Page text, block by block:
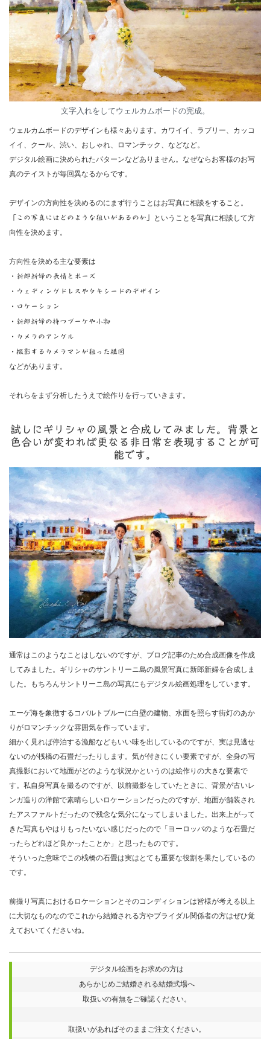
文字入れをしてウェルカムボードの完成。
ウェルカムボードのデザインも様々あります。カワイイ、ラブリー、カッコ
イイ、クール、渋い、おしゃれ、ロマンチック、などなど。
デジタル絵画に決められたパターンなどありません。なぜならお客様のお写
真のテイストが毎回異なるからです。
デザインの方向性を決めるのにまず行うことはお写真に相談をすること。
「この写真にはどのような狙いがあるのか」
ということを写真に相談して方
向性を決めます。
方向性を決める主な要素は
・新郎新婦の表情とポーズ
・ウェディングドレスやタキシードのデザイン
・ロケーション
・新郎新婦の持つブーケや小物
・カメラのアングル
・撮影するカメラマンが狙った構図
などがあります。
それらをまず分析したうえで絵作りを行っていきます。
試しにギリシャの風景と合成してみました。背景と
色合いが変われば更なる非日常を表現することが可
能です。
通常はこのようなことはしないのですが、ブログ記事のため合成画像を作成
してみました。ギリシャのサントリーニ島の風景写真に新郎新婦を合成しま
した。もちろんサントリーニ島の写真にもデジタル絵画処理をしています。
エーゲ海を象徴するコバルトブルーに白壁の建物、水面を照らす街灯のあか
りがロマンチックな雰囲気を作っています。
細かく見れば停泊する漁船などもいい味を出しているのですが、実は見逃せ
ないのが桟橋の石畳だったりします。気が付きにくい要素ですが、全身の写
真撮影において地面がどのような状況かというのは絵作りの大きな要素で
す。私自身写真を撮るのですが、以前撮影をしていたときに、背景が古いレ
ンガ造りの洋館で素晴らしいロケーションだったのですが、地面が舗装され
たアスファルトだったので残念な気分になってしまいました。出来上がって
きた写真もやはりもったいない感じだったので「ヨーロッパのような石畳だ
ったらどれほど良かったことか」と思ったものです。
そういった意味でこの桟橋の石畳は実はとても重要な役割を果たしているの
です。
前撮り写真におけるロケーションとそのコンディションは皆様が考える以上
に大切なものなのでこれから結婚される方やブライダル関係者の方はぜひ覚
えておいてくださいね。
デジタル絵画をお求めの方は
あらかじめご結婚される結婚式場へ
取扱いの有無をご確認ください。
取扱いがあればそのままご注文ください。